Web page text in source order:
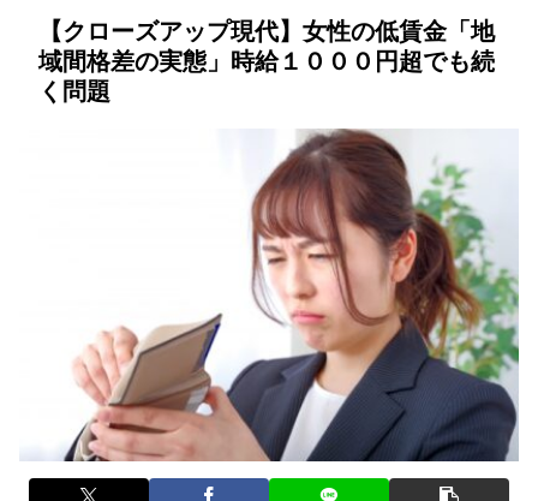
【クローズアップ現代】女性の低賃金「地
域間格差の実態」時給１０００円超でも続
く問題